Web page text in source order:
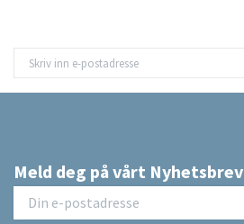
Meld deg på vårt Nyhetsbrev